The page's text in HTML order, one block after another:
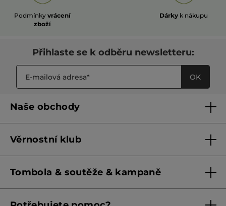
Podmínky vrácení
zboží
Dárky k nákupu
Přihlaste se k odběru newsletteru:
OK
Naše obchody
Franšízing
Věrnostní klub
Pravidla věrnostního klubu od 1. 6. 2026
Tombola & soutěže & kampaně